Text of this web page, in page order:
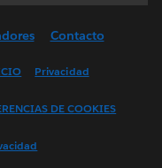
Contacto
Privacidad
DE COOKIES